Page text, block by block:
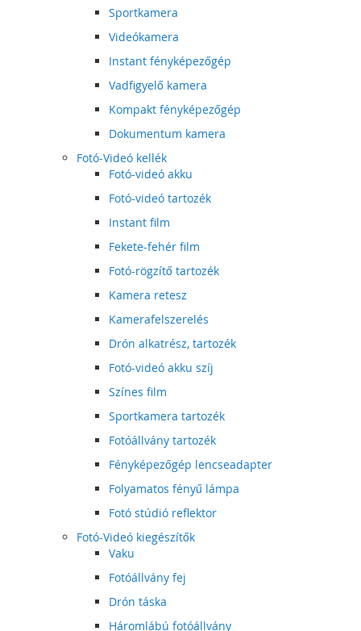
Sportkamera
Videókamera
Instant fényképezőgép
Vadfigyelő kamera
Kompakt fényképezőgép
Dokumentum kamera
Fotó-Videó kellék
Fotó-videó akku
Fotó-videó tartozék
Instant film
Fekete-fehér film
Fotó-rögzítő tartozék
Kamera retesz
Kamerafelszerelés
Drón alkatrész, tartozék
Fotó-videó akku szíj
Színes film
Sportkamera tartozék
Fotóállvány tartozék
Fényképezőgép lencseadapter
Folyamatos fényű lámpa
Fotó stúdió reflektor
Fotó-Videó kiegészítők
Vaku
Fotóállvány fej
Drón táska
Háromlábú fotóállvány